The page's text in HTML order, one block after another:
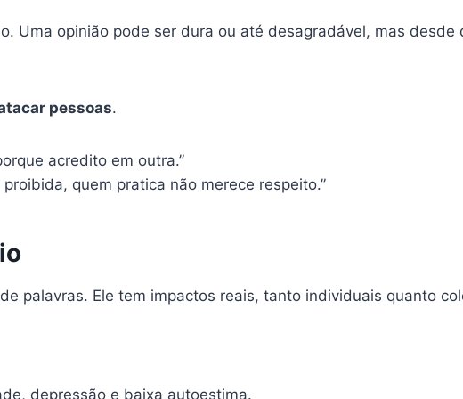
Uma opinião pode ser dura ou até desagradável, mas
pessoas.
acredito em outra.”
quem pratica não merece respeito.”
palavras. Ele tem impactos reais, tanto individuais quanto
depressão e baixa autoestima.